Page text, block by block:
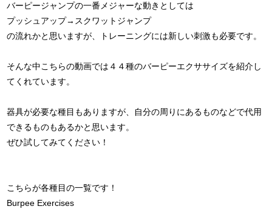
バーピージャンプの一番メジャーな動きとしては
プッシュアップ→スクワットジャンプ
の流れかと思いますが、トレーニングには新しい刺激も必要です。
そんな中こちらの動画では４４種のバーピーエクササイズを紹介し
てくれています。
器具が必要な種目もありますが、自分の周りにあるものなどで代用
できるものもあるかと思います。
ぜひ試してみてください！
こちらが各種目の一覧です！
Burpee Exercises